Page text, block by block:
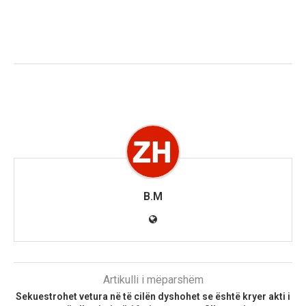
B.M
Artikulli i mëparshëm
Sekuestrohet vetura në të cilën dyshohet se është kryer akti i